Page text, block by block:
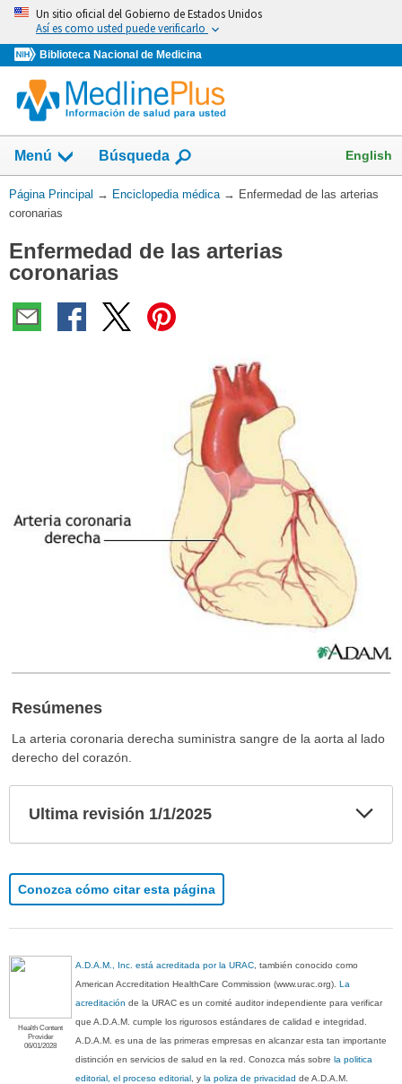
Omita
vaya
al
Contenido
Un sitio oficial del Gobierno de Estados Unidos
Así es como usted puede verificarlo
Biblioteca Nacional de Medicina
Menú Búsqueda English
Usted
está
Página Principal → Enciclopedia médica → Enfermedad de las arterias
coronarias
Enfermedad de las arterias
coronarias
Resúmenes
La arteria coronaria derecha suministra sangre de la aorta al lado
derecho del corazón.
Ultima revisión 1/1/2025
Conozca cómo citar esta página
Health Content
Provider
06/01/2028
A.D.A.M., Inc. está acreditada por la URAC , también conocido como
American Accreditation HealthCare Commission (www.urac.org).La
acreditación de la URAC es un comité auditor independiente para verificar
que A.D.A.M. cumple los rigurosos estándares de calidad e integridad.
A.D.A.M. es una de las primeras empresas en alcanzar esta tan importante
distinción en servicios de salud en la red. Conozca más sobrela politica
editorial, el proceso editorial , yla poliza de privacidad de A.D.A.M.